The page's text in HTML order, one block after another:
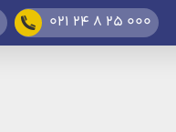
021 24 8 25 000